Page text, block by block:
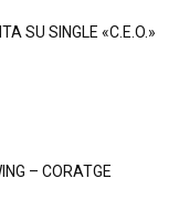
SU SINGLE «C.E.O.»
– CORATGE